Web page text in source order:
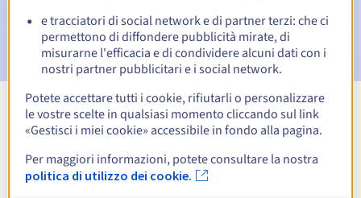
Email dopo il Redemption Grace Periodper notificare la
cancellazione del nome di dominio
Visualizza tutte le estensioni
Informazioni su .plc.uk
e tracciatori di social network e di partner terzi: che ci
permettono di diffondere pubblicità mirate, di
misurarne l'efficacia e di condividere alcuni dati con i
nostri partner pubblicitari e i social network.
Potete accettare tutti i cookie, rifiutarli o personalizzare
le vostre scelte in qualsiasi momento cliccando sul link
«Gestisci i miei cookie» accessibile in fondo alla pagina.
Per maggiori informazioni, potete consultare la nostra
politica di utilizzo dei cookie.